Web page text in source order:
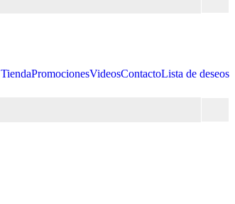
TiendaPromocionesVideosContactoLista de deseos